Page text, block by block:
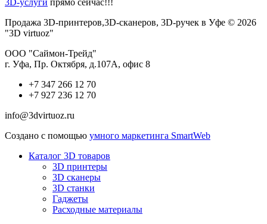
3D-услуги прямо сейчас!!!
Продажа 3D-принтеров,3D-сканеров, 3D-ручек в Уфе © 2026
"3D virtuoz"
ООО "Саймон-Трейд"
г. Уфа, Пр. Октября, д.107А, офис 8
+7 347 266 12 70
+7 927 236 12 70
info@3dvirtuoz.ru
Создано с помощью умного маркетинга SmartWeb
Каталог 3D товаров
3D принтеры
3D сканеры
3D станки
Гаджеты
Расходные материалы